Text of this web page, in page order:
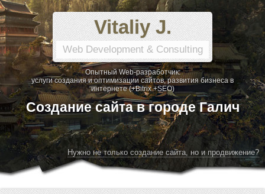
Vitaliy J.
Web Development & Consulting
Опытный Web-разработчик:
услуги создания и оптимизации сайтов, развития бизнеса в
интернете (+Bitrix +SEO)
Создание сайта в городе Галич
Нужно не только создание сайта, но и продвижение?